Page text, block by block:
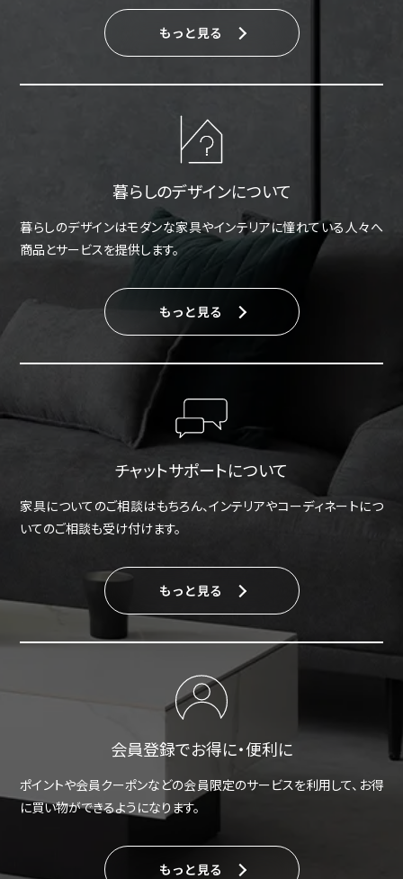
もっと見る
暮らしのデザインについて
暮らしのデザインはモダンな家具やインテリアに憧れている人々へ
商品とサービスを提供します。
もっと見る
チャットサポートについて
家具についてのご相談はもちろん、インテリアやコーディネートにつ
いてのご相談も受け付けます。
もっと見る
会員登録でお得に・便利に
ポイントや会員クーポンなどの会員限定のサービスを利用して、お得
に買い物ができるようになります。
もっと見る